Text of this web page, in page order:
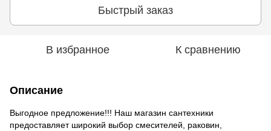
Быстрый заказ
В избранное К сравнению
Описание
Выгодное предложение!!! Наш магазин сантехники
предоставляет широкий выбор смесителей, раковин,